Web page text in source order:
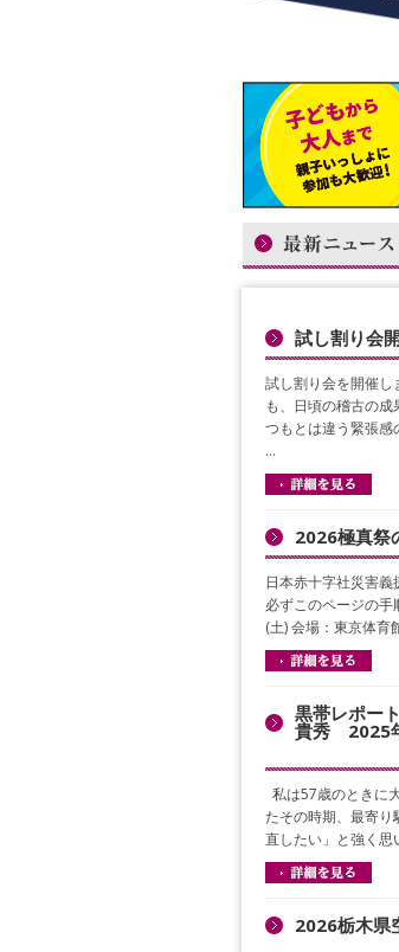
試し割り会
試し割り会を開催し
も、日頃の稽古の
つもとは違う緊張感
…
2026極真祭
日本赤十字社災害
必ずこのページの
(土) 会場：東京体
黒帯レポー
貴秀 2025
私は57歳のときに
たその時期、最寄り
直したい」と強く
2026栃木